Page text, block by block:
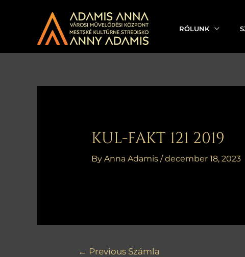
RÓLUNK
KUL-FAKT 121 2019
ByAnna Adamis/december 18, 2023
← Previous Számla